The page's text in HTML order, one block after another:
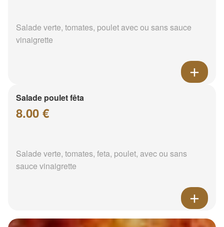
Salade verte, tomates, poulet avec ou sans sauce
vinaigrette
Salade poulet fêta
8.00 €
Salade verte, tomates, feta, poulet, avec ou sans
sauce vinaigrette